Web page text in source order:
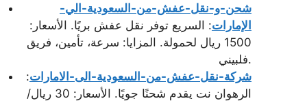
شحن-و-نقل-عفش-من-السعودية-الي-
الإمارات: السريع توفر نقل عفش بريًا. الأسعار:
1500 ريال لحمولة. المزايا: سرعة، تأمين، فريق
فلبيني.
شركة-نقل-عفش-من-السعودية-الى-الامارات:
الرهوان نت يقدم شحنًا جويًا. الأسعار: 30 ريال/